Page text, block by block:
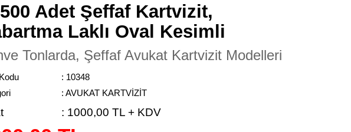
Adet Şeffaf Kartvizit,
Laklı Oval Kesimli
Tonlarda, Şeffaf Avukat Kartvizit Modelleri
: 10348
: AVUKAT KARTVİZİT
: 1000,00 TL + KDV